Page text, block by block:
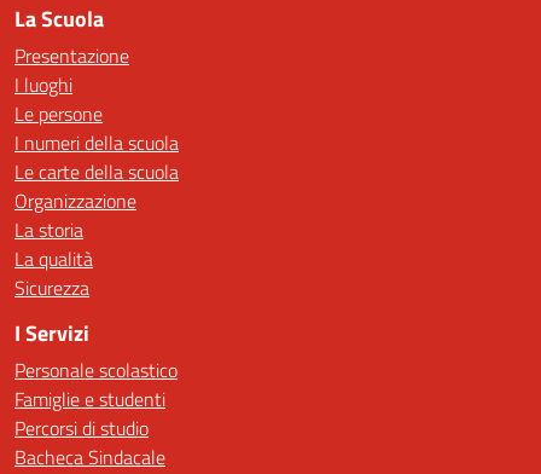
La Scuola
Presentazione
I luoghi
Le persone
I numeri della scuola
Le carte della scuola
Organizzazione
La storia
La qualità
Sicurezza
I Servizi
Personale scolastico
Famiglie e studenti
Percorsi di studio
Bacheca Sindacale